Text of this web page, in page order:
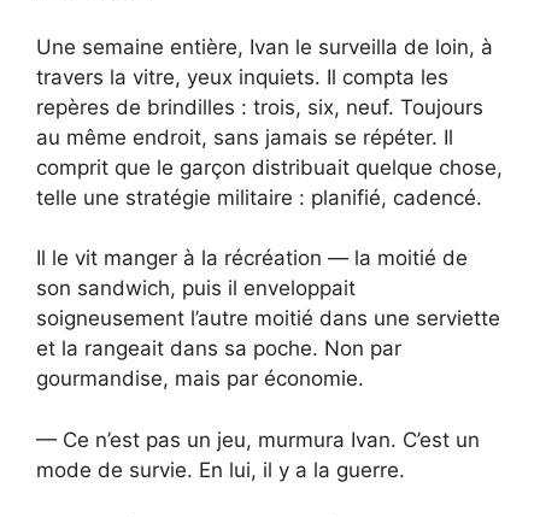
Une semaine entière, Ivan le surveilla de loin, à
travers la vitre, yeux inquiets. Il compta les
repères de brindilles : trois, six, neuf. Toujours
au même endroit, sans jamais se répéter. Il
comprit que le garçon distribuait quelque chose,
telle une stratégie militaire : planifié, cadencé.
Il le vit manger à la récréation — la moitié de
son sandwich, puis il enveloppait
soigneusement l’autre moitié dans une serviette
et la rangeait dans sa poche. Non par
gourmandise, mais par économie.
— Ce n’est pas un jeu, murmura Ivan. C’est un
mode de survie. En lui, il y a la guerre.